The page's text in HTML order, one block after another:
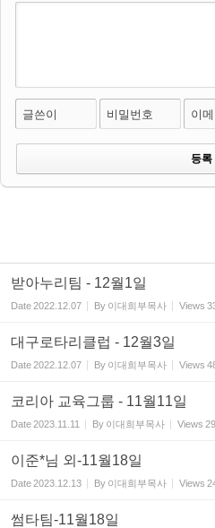
글쓴이 비밀번호 이
받아누리팀 - 12월1일
Date2022.12.07 By 이대희부목사 Views
대구로타리클럽 - 12월3일
Date2022.12.07 By 이대희부목사 Views
코리아 교육그룹 - 11월11일
Date2023.11.11 By 이대희부목사 Views
이준*님 외-11월18일
Date2023.12.13 By 이대희부목사 Views
썸타팀-11월18일